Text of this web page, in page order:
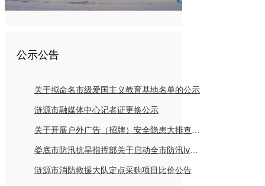
公示公告
关于拟命名市级爱国主义教育基地名单的公示
涟源市融媒体中心记者证更换公示
关于开展户外广告（招牌）安全隐患大排查倡议书
娄底市防汛抗旱指挥部关于启动全市防汛ⅳ级应急响应的紧急通知
涟源市消防救援大队定点采购项目比价公告